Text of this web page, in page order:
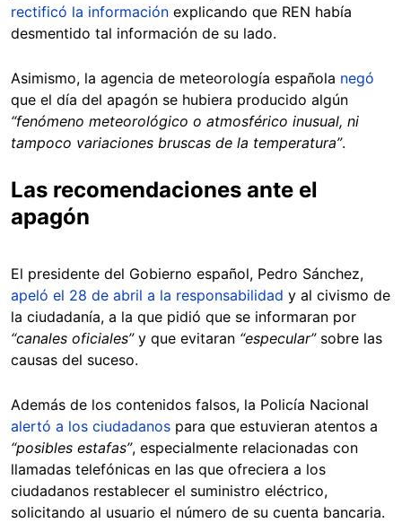
rectificó la información explicando que REN había
desmentido tal información de su lado.
Asimismo, la agencia de meteorología española negó
que el día del apagón se hubiera producido algún
“fenómeno meteorológico o atmosférico inusual, ni
tampoco variaciones bruscas de la temperatura”.
Las recomendaciones ante el
apagón
El presidente del Gobierno español, Pedro Sánchez,
apeló el 28 de abril a la responsabilidad y al civismo de
la ciudadanía, a la que pidió que se informaran por
“canales oficiales” y que evitaran “especular”sobre las
causas del suceso.
Además de los contenidos falsos, la Policía Nacional
alertó a los ciudadanos para que estuvieran atentos a
“posibles estafas”, especialmente relacionadas con
llamadas telefónicas en las que ofreciera a los
ciudadanos restablecer el suministro eléctrico,
solicitando al usuario el número de su cuenta bancaria.